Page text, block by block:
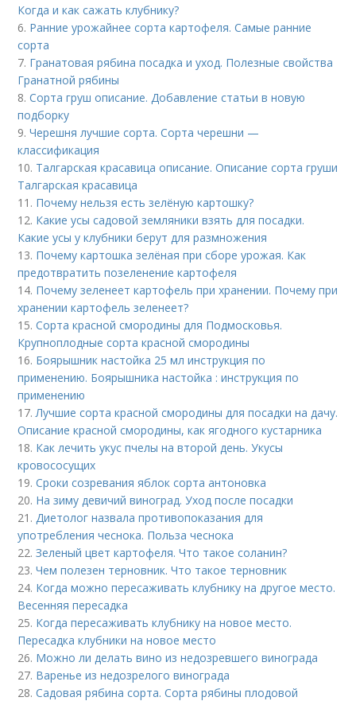
Когда и как сажать клубнику?
6. Ранние урожайнее сорта картофеля. Самые ранние
сорта
7. Гранатовая рябина посадка и уход. Полезные свойства
Гранатной рябины
8.Сорта груш описание. Добавление статьи в новую
подборку
9.Черешня лучшие сорта. Сорта черешни —
классификация
10. Талгарская красавица описание. Описание сорта груши
Талгарская красавица
11. Почему нельзя есть зелёную картошку?
12. Какие усы садовой земляники взять для посадки.
Какие усы у клубники берут для размножения
13. Почему картошка зелёная при сборе урожая. Как
предотвратить позеленение картофеля
14. Почему зеленеет картофель при хранении. Почему при
хранении картофель зеленеет?
15.Сорта красной смородины для Подмосковья.
Крупноплодные сорта красной смородины
16. Боярышник настойка 25 мл инструкция по
применению. Боярышника настойка : инструкция по
применению
17.Лучшие сорта красной смородины для посадки на дачу.
Описание красной смородины, как ягодного кустарника
18. Как лечить укус пчелы на второй день. Укусы
кровососущих
19.Сроки созревания яблок сорта антоновка
20. На зиму девичий виноград. Уход после посадки
21.Диетолог назвала противопоказания для
употребления чеснока. Польза чеснока
22.Зеленый цвет картофеля. Что такое соланин?
23.Чем полезен терновник. Что такое терновник
24. Когда можно пересаживать клубнику на другое место.
Весенняя пересадка
25. Когда пересаживать клубнику на новое место.
Пересадка клубники на новое место
26. Можно ли делать вино из недозревшего винограда
27. Варенье из недозрелого винограда
28.Садовая рябина сорта. Сорта рябины плодовой